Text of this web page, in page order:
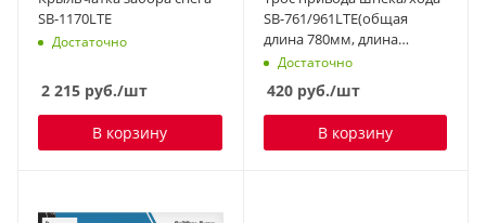
SB-1170LTE
Достаточно
2 215 руб./шт
В корзину
SB-761/961LTE(общая
длина 780мм, длина
оплетки 550мм
соединение пружина -
кольцо)
Достаточно
420руб./шт
В корзину